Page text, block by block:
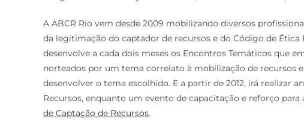
A ABCR Rio vem desde 2009 mobilizando diversos
da legitimação do captador de recursos e do Código de Ética
desenvolve a cada dois meses os Encontros Temáticos que
norteados por um tema correlato à mobilização de recursos
desenvolver o tema escolhido. E a partir de 2012, irá realizar
Recursos, enquanto um evento de capacitação e reforço para
de Captação de Recursos.